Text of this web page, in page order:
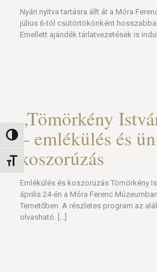
Nagy kontraszt váltása
Betűméret váltása
Nyári nyitva tartásra állt át a Móra
július 6-tól csütörtökönként
Emellett ajándék tárlatvezetések is
„Tömörkény
– emlékülés és
koszorúzás
Emlékülés és koszorúzás Tömörkény
április 24-én a Móra Ferenc
Temetőben. A részletes program az
olvasható. […]